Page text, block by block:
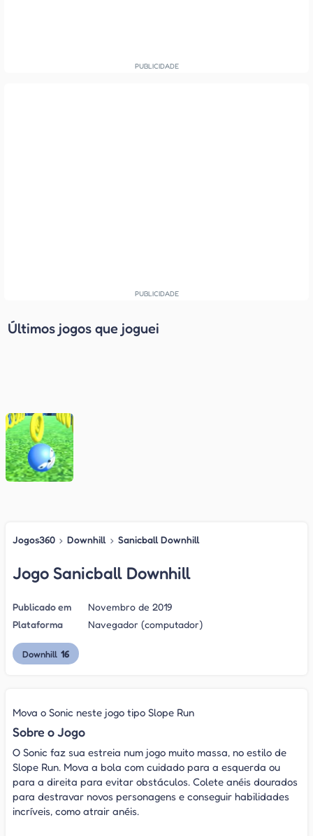
Últimos jogos que joguei
Jogos360 › Downhill › Sanicball Downhill
Jogo Sanicball Downhill
Publicado em
Novembro de 2019
Plataforma
Navegador (computador)
Downhill 16
Mova o Sonic neste jogo tipo Slope Run
Sobre o Jogo
O Sonic faz sua estreia num jogo muito massa, no estilo de
Slope Run. Mova a bola com cuidado para a esquerda ou
para a direita para evitar obstáculos. Colete anéis dourados
para destravar novos personagens e conseguir habilidades
incríveis, como atrair anéis.